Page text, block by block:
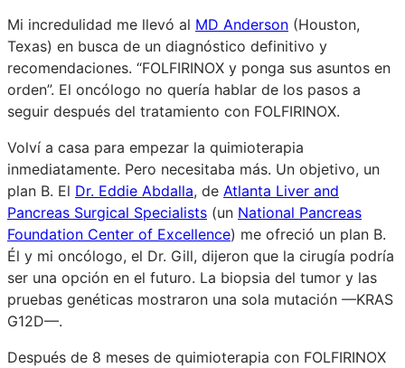
Mi incredulidad me llevó al MD Anderson (Houston,
Texas) en busca de un diagnóstico definitivo y
recomendaciones. “FOLFIRINOX y ponga sus asuntos en
orden”. El oncólogo no quería hablar de los pasos a
seguir después del tratamiento con FOLFIRINOX.
Volví a casa para empezar la quimioterapia
inmediatamente. Pero necesitaba más. Un objetivo, un
plan B. El Dr. Eddie Abdalla, de Atlanta Liver and
Pancreas Surgical Specialists (un National Pancreas
Foundation Center of Excellence) me ofreció un plan B.
Él y mi oncólogo, el Dr. Gill, dijeron que la cirugía podría
ser una opción en el futuro. La biopsia del tumor y las
pruebas genéticas mostraron una sola mutación —KRAS
G12D—.
Después de 8 meses de quimioterapia con FOLFIRINOX